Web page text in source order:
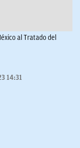
al Tratado del
14:31